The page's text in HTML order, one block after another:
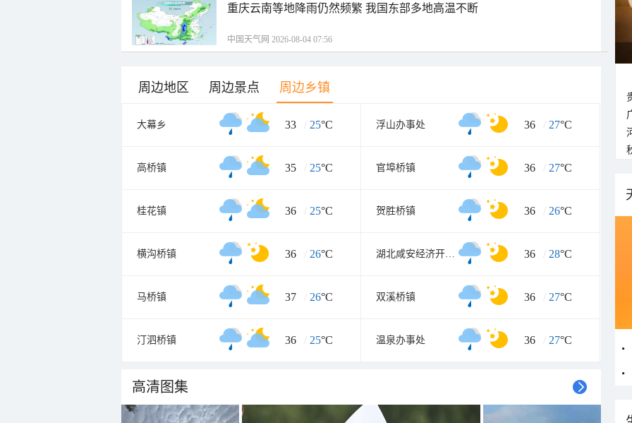
重庆云南等地降雨仍然频繁 我国东部多地高温不断
中国天气网 2026-08-04 07:56
周边地区 周边景点 周边乡镇
大幕乡 33 / 25°C 浮山办事处 36 / 27°C
高桥镇 35 / 25°C 官埠桥镇 36 / 27°C
桂花镇 36 / 25°C 贺胜桥镇 36 / 26°C
横沟桥镇 36 / 26°C 湖北咸安经济开发区 36 / 28°C
马桥镇 37 / 26°C 双溪桥镇 36 / 27°C
汀泗桥镇 36 / 25°C 温泉办事处 36 / 27°C
高清图集